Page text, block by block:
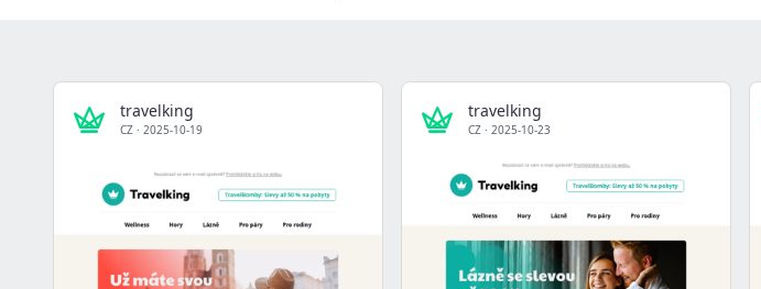
travelking
CZ · 2025-10-19
travelking
CZ · 2025-10-23